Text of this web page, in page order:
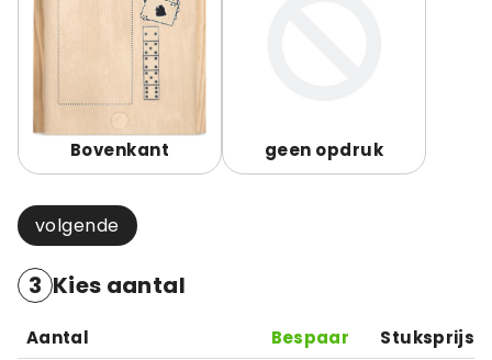
Bovenkant geen opdruk
volgende
3 Kies aantal
Aantal Bespaar
Stuksprijs